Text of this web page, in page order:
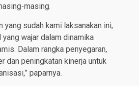
masing.
yang sudah kami laksanakan ini,
yang wajar dalam dinamika
Dalam rangka penyegaran,
dan peningkatan kinerja untuk
paparnya.